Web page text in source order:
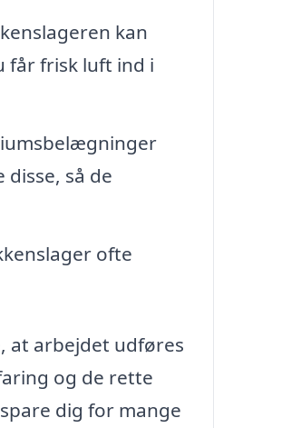
kan
får frisk luft ind i
så de
ofte
at arbejdet udføres
og de rette
dig for mange